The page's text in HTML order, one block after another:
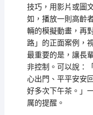
技巧，用影片或圖
如，播放一則高齡
輛的模擬動畫，再
路」的正面案例，
最重要的是，讓長
非控制。可以說：
心出門、平平安安
好多次下午茶。」
厲的提醒。